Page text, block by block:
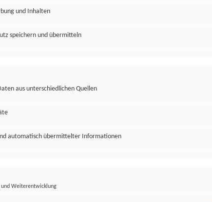
und Inhalten
speichern und übermitteln
aus unterschiedlichen Quellen
automatisch übermittelter Informationen
und Weiterentwicklung